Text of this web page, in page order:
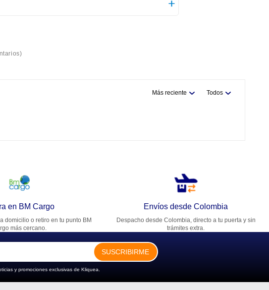
Más reciente Todos
en BM Cargo
domicilio o retiro en tu punto BM
más cercano.
Envíos desde Colombia
Despacho desde Colombia, directo a tu puerta y sin
trámites extra.
SUSCRIBIRME
y promociones exclusivas de Kliquea.